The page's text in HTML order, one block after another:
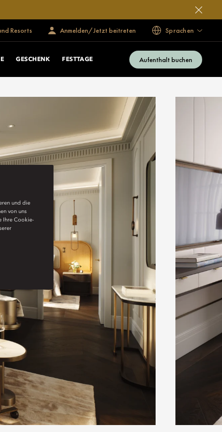
Resorts Anmelden/Jetzt beitreten Sprachen
GESCHENK FESTTAGE Aufenthalt buchen
und die
von uns
Ihre Cookie-